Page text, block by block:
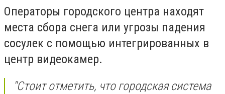
Операторы городского центра находят
места сбора снега или угрозы падения
сосулек с помощью интегрированных в
центр видеокамер.
''Стоит отметить, что городская система